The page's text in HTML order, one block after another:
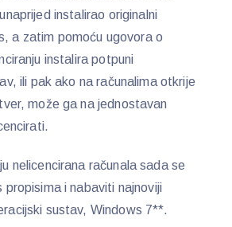
instalirao originalni
a zatim pomoću ugovora o
instalira potpuni
ili pak ako na računalima otkrije
može ga na jednostavan
nelicencirana računala sada se
propisima i nabaviti najnoviji
sustav, Windows 7**.